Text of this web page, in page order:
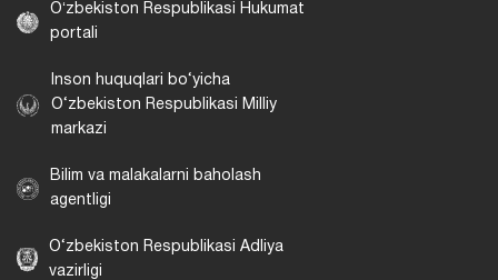
Oʻzbekiston Respublikasi Hukumat
portali
Inson huquqlari bo‘yicha
O‘zbekiston Respublikasi Milliy
markazi
Bilim va malakalarni baholash
agentligi
O‘zbekiston Respublikasi Adliya
vazirligi